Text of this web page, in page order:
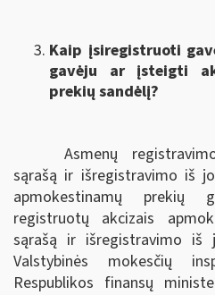
Kaip įsiregistruoti
gavėju ar įsteigti
prekių sandėlį?
Asmenų
sąrašą ir išregistravimo iš
apmokestinamų prekių
registruotų akcizais
sąrašą ir išregistravimo iš
Valstybinės mokesčių
Respublikos finansų